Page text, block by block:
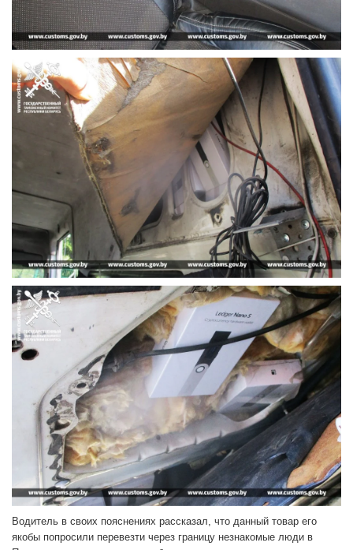
Водитель в своих пояснениях рассказал, что данный товар его
якобы попросили перевезти через границу незнакомые люди в